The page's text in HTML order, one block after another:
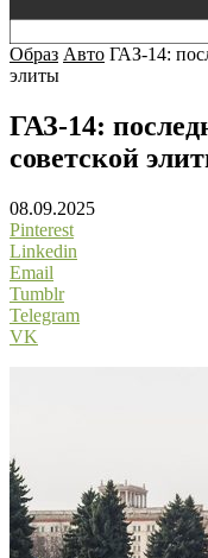
Образ Авто ГАЗ-14:
элиты
ГАЗ-14:
советской
08.09.2025
Pinterest
Linkedin
Email
Tumblr
Telegram
VK